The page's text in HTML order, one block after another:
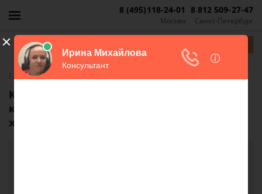
Москва
8 (495)118-24-01
Санкт-Петербург
8 812 509-27-47
Главная-FAQ
Как продать купленную за мат капитал
квартиру и выделить доли детям в новом
жилье?